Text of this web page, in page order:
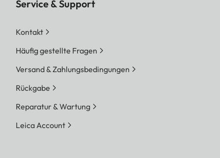
Service & Support
Kontakt
Häufig gestellte Fragen
Versand & Zahlungsbedingungen
Rückgabe
Reparatur & Wartung
Leica Account